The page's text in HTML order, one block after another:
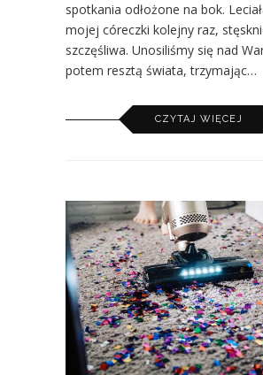
spotkania odłożone na bok.
mojej córeczki kolejny raz,
szczęśliwa. Unosiliśmy się nad
potem resztą świata, trzymając…
CZYTAJ WIĘCEJ